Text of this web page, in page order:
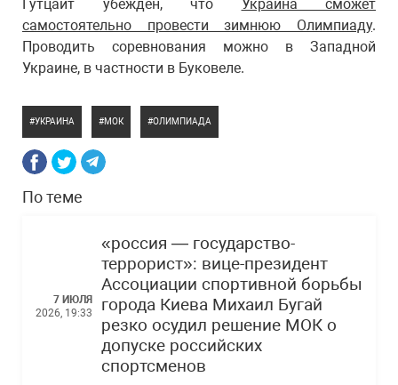
Гутцайт убежден, что Украина сможет
самостоятельно провести зимнюю Олимпиаду.
Проводить соревнования можно в Западной
Украине, в частности в Буковеле.
УКРАИНА МОК ОЛИМПИАДА
По теме
7 ИЮЛЯ
2026, 19:33
«россия — государство-
террорист»: вице-президент
Ассоциации спортивной борьбы
города Киева Михаил Бугай
резко осудил решение МОК о
допуске российских
спортсменов